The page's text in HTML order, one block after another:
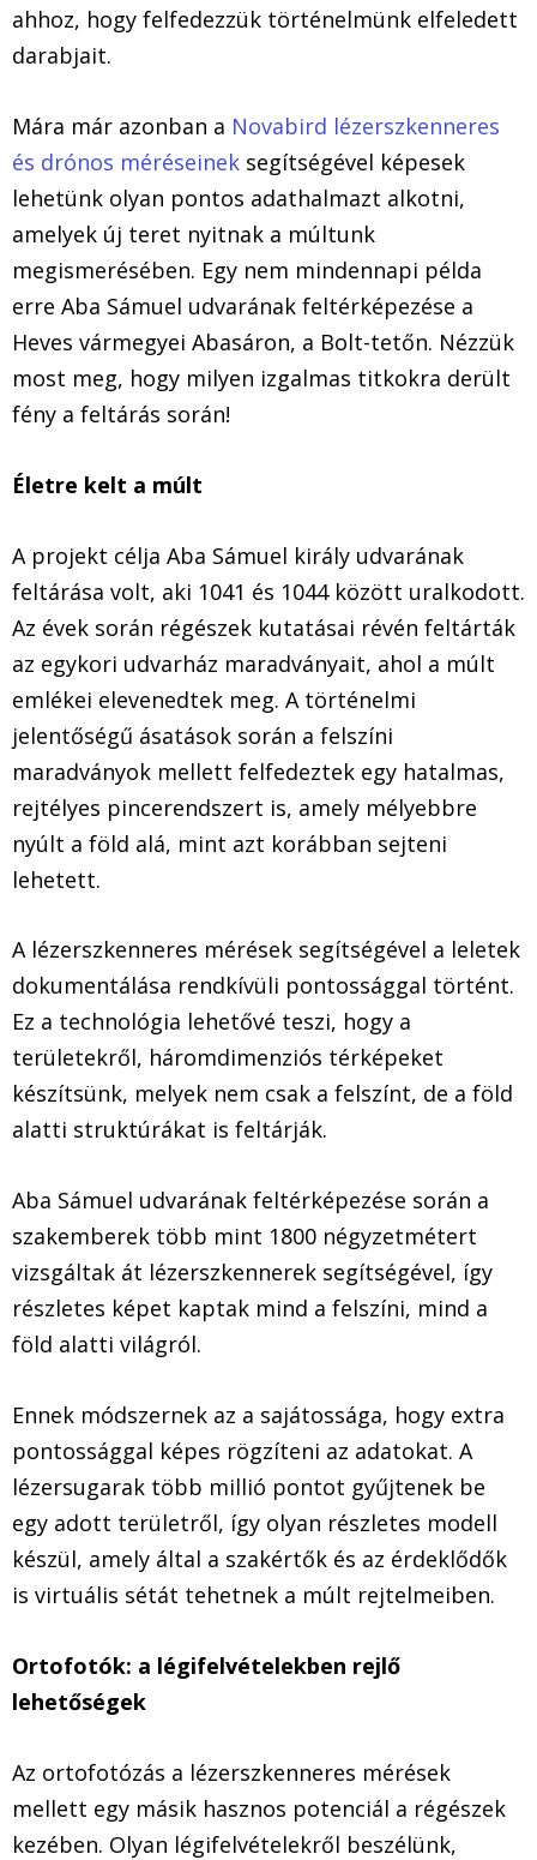
ahhoz, hogy felfedezzük történelmünk elfeledett
darabjait.
Mára már azonban a Novabird lézerszkenneres
és drónos méréseinek segítségével képesek
lehetünk olyan pontos adathalmazt alkotni,
amelyek új teret nyitnak a múltunk
megismerésében. Egy nem mindennapi példa
erre Aba Sámuel udvarának feltérképezése a
Heves vármegyei Abasáron, a Bolt-tetőn. Nézzük
most meg, hogy milyen izgalmas titkokra derült
fény a feltárás során!
Életre kelt a múlt
A projekt célja Aba Sámuel király udvarának
feltárása volt, aki 1041 és 1044 között uralkodott.
Az évek során régészek kutatásai révén feltárták
az egykori udvarház maradványait, ahol a múlt
emlékei elevenedtek meg. A történelmi
jelentőségű ásatások során a felszíni
maradványok mellett felfedeztek egy hatalmas,
rejtélyes pincerendszert is, amely mélyebbre
nyúlt a föld alá, mint azt korábban sejteni
lehetett.
A lézerszkenneres mérések segítségével a leletek
dokumentálása rendkívüli pontossággal történt.
Ez a technológia lehetővé teszi, hogy a
területekről, háromdimenziós térképeket
készítsünk, melyek nem csak a felszínt, de a föld
alatti struktúrákat is feltárják.
Aba Sámuel udvarának feltérképezése során a
szakemberek több mint 1800 négyzetmétert
vizsgáltak át lézerszkennerek segítségével, így
részletes képet kaptak mind a felszíni, mind a
föld alatti világról.
Ennek módszernek az a sajátossága, hogy extra
pontossággal képes rögzíteni az adatokat. A
lézersugarak több millió pontot gyűjtenek be
egy adott területről, így olyan részletes modell
készül, amely által a szakértők és az érdeklődők
is virtuális sétát tehetnek a múlt rejtelmeiben.
Ortofotók: a légifelvételekben rejlő
lehetőségek
Az ortofotózás a lézerszkenneres mérések
mellett egy másik hasznos potenciál a régészek
kezében. Olyan légifelvételekről beszélünk,